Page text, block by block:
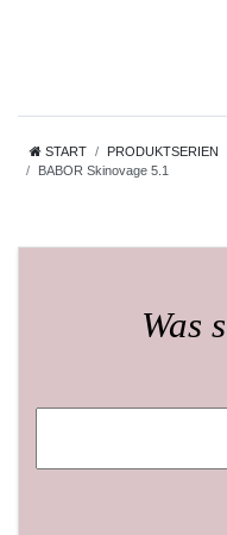
START PRODUKTSERIEN
BABOR Skinovage 5.1
Was